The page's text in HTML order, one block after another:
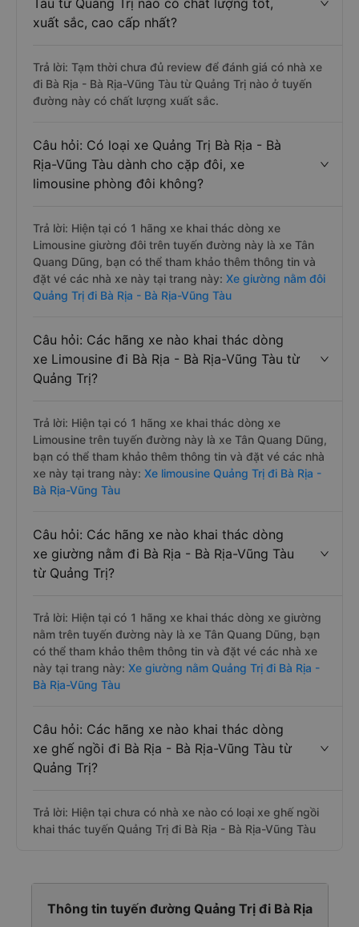
Tàu từ Quảng Trị nào có chất lượng tốt,
xuất sắc, cao cấp nhất?
Trả lời: Tạm thời chưa đủ review để đánh giá có nhà xe
đi Bà Rịa - Bà Rịa-Vũng Tàu từ Quảng Trị nào ở tuyến
đường này có chất lượng xuất sắc.
Câu hỏi: Có loại xe Quảng Trị Bà Rịa - Bà
Rịa-Vũng Tàu dành cho cặp đôi, xe
limousine phòng đôi không?
Trả lời: Hiện tại có 1 hãng xe khai thác dòng xe
Limousine giường đôi trên tuyến đường này là xe Tân
Quang Dũng, bạn có thể tham khảo thêm thông tin và
đặt vé các nhà xe này tại trang này: Xe giường nằm đôi
Quảng Trị đi Bà Rịa - Bà Rịa-Vũng Tàu
Câu hỏi: Các hãng xe nào khai thác dòng
xe Limousine đi Bà Rịa - Bà Rịa-Vũng Tàu từ
Quảng Trị?
Trả lời: Hiện tại có 1 hãng xe khai thác dòng xe
Limousine trên tuyến đường này là xe Tân Quang Dũng,
bạn có thể tham khảo thêm thông tin và đặt vé các nhà
xe này tại trang này: Xe limousine Quảng Trị đi Bà Rịa -
Bà Rịa-Vũng Tàu
Câu hỏi: Các hãng xe nào khai thác dòng
xe giường nằm đi Bà Rịa - Bà Rịa-Vũng Tàu
từ Quảng Trị?
Trả lời: Hiện tại có 1 hãng xe khai thác dòng xe giường
nằm trên tuyến đường này là xe Tân Quang Dũng, bạn
có thể tham khảo thêm thông tin và đặt vé các nhà xe
này tại trang này: Xe giường nằm Quảng Trị đi Bà Rịa -
Bà Rịa-Vũng Tàu
Câu hỏi: Các hãng xe nào khai thác dòng
xe ghế ngồi đi Bà Rịa - Bà Rịa-Vũng Tàu từ
Quảng Trị?
Trả lời: Hiện tại chưa có nhà xe nào có loại xe ghế ngồi
khai thác tuyến Quảng Trị đi Bà Rịa - Bà Rịa-Vũng Tàu
Thông tin tuyến đường Quảng Trị đi Bà Rịa